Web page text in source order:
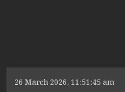
26 March 2026, 11:51:45 am